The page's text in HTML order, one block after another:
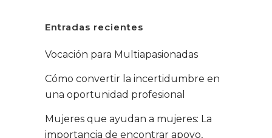
Entradas recientes
Vocación para Multiapasionadas
Cómo convertir la incertidumbre en
una oportunidad profesional
Mujeres que ayudan a mujeres: La
importancia de encontrar apoyo,